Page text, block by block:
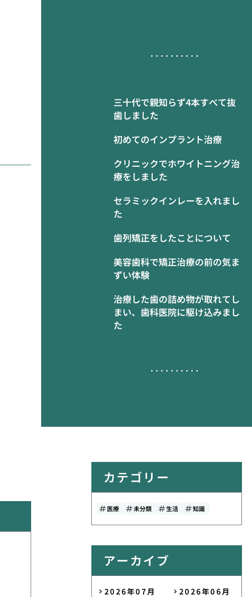
三十代で親知らず4本すべて抜
歯しました
初めてのインプラント治療
クリニックでホワイトニング治
療をしました
セラミックインレーを入れまし
た
歯列矯正をしたことについて
美容歯科で矯正治療の前の気ま
ずい体験
治療した歯の詰め物が取れてし
まい、歯科医院に駆け込みまし
た
カテゴリー
医療 未分類 生活 知識
アーカイブ
2026年07月
2026年06月